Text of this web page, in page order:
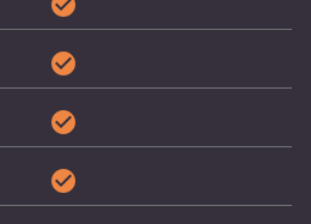
check_circle
check_circle
check_circle